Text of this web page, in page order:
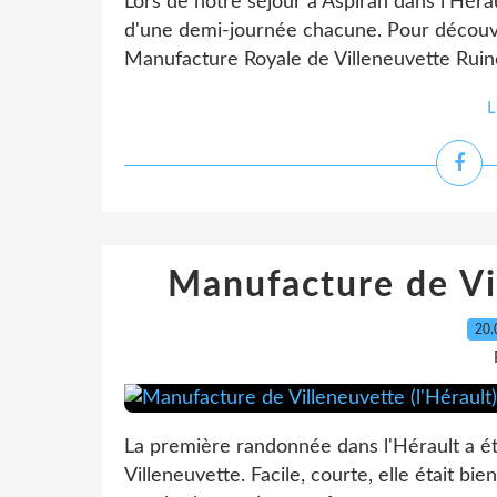
d'une demi-journée chacune. Pour
Manufacture Royale de Villeneuvette
Manufacture de
La première randonnée dans l'Hérault a
Villeneuvette. Facile, courte, elle était